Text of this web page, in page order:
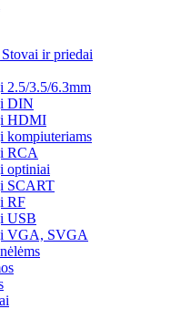
ir priedai
2.5/3.5/6.3mm
DIN
HDMI
kompiuteriams
RCA
optiniai
SCART
RF
USB
VGA, SVGA